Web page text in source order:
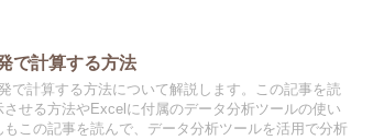
で計算する方法
で計算する方法について解説します。この記事を読
せる方法やExcelに付属のデータ分析ツールの使い
この記事を読んで、データ分析ツールを活用で分析